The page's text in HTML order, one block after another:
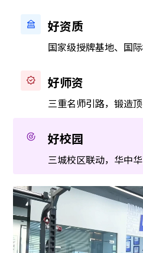
好资质
国家级授牌基地、国
好师资
三重名师引路，锻造
好校园
三城校区联动，华中